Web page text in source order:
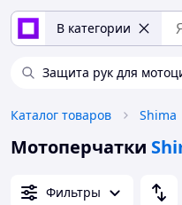
В категории
Защита рук для
Каталог товаров Shima
Мотоперчатки
Фильтры